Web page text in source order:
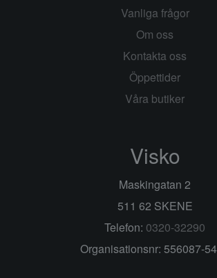
Vanliga frågor
Om oss
Kontakta oss
Öppettider
Våra butiker
Visko
Maskingatan 2
511 62 SKENE
Telefon: 0320-32290
Organisationsnr: 556087-